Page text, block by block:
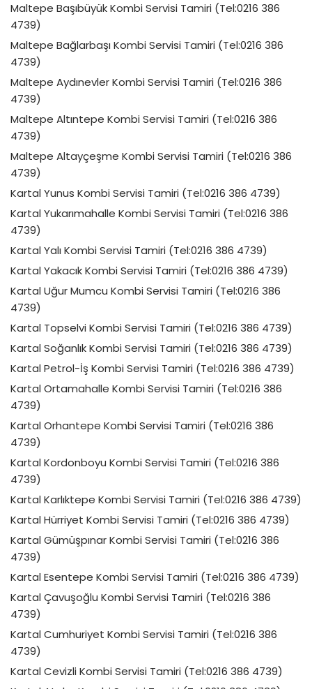
Maltepe Başıbüyük Kombi Servisi Tamiri (Tel:0216 386
4739)
Maltepe Bağlarbaşı Kombi Servisi Tamiri (Tel:0216 386
4739)
Maltepe Aydınevler Kombi Servisi Tamiri (Tel:0216 386
4739)
Maltepe Altıntepe Kombi Servisi Tamiri (Tel:0216 386
4739)
Maltepe Altayçeşme Kombi Servisi Tamiri (Tel:0216 386
4739)
Kartal Yunus Kombi Servisi Tamiri (Tel:0216 386 4739)
Kartal Yukarımahalle Kombi Servisi Tamiri (Tel:0216 386
4739)
Kartal Yalı Kombi Servisi Tamiri (Tel:0216 386 4739)
Kartal Yakacık Kombi Servisi Tamiri (Tel:0216 386 4739)
Kartal Uğur Mumcu Kombi Servisi Tamiri (Tel:0216 386
4739)
Kartal Topselvi Kombi Servisi Tamiri (Tel:0216 386 4739)
Kartal Soğanlık Kombi Servisi Tamiri (Tel:0216 386 4739)
Kartal Petrol-İş Kombi Servisi Tamiri (Tel:0216 386 4739)
Kartal Ortamahalle Kombi Servisi Tamiri (Tel:0216 386
4739)
Kartal Orhantepe Kombi Servisi Tamiri (Tel:0216 386
4739)
Kartal Kordonboyu Kombi Servisi Tamiri (Tel:0216 386
4739)
Kartal Karlıktepe Kombi Servisi Tamiri (Tel:0216 386 4739)
Kartal Hürriyet Kombi Servisi Tamiri (Tel:0216 386 4739)
Kartal Gümüşpınar Kombi Servisi Tamiri (Tel:0216 386
4739)
Kartal Esentepe Kombi Servisi Tamiri (Tel:0216 386 4739)
Kartal Çavuşoğlu Kombi Servisi Tamiri (Tel:0216 386
4739)
Kartal Cumhuriyet Kombi Servisi Tamiri (Tel:0216 386
4739)
Kartal Cevizli Kombi Servisi Tamiri (Tel:0216 386 4739)